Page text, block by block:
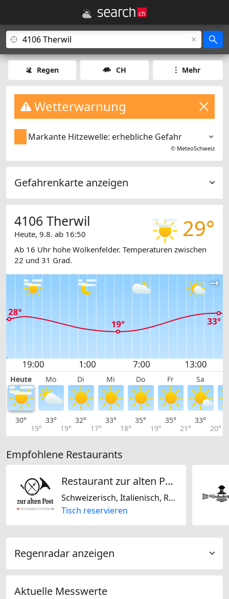
Regen CH Mehr
Wetterwarnung
Markante Hitzewelle: erhebliche Gefahr
© MeteoSchweiz
Gefahrenkarte anzeigen
29°
4106 Therwil
Heute, 9.8. ab 16:50
Ab 16 Uhr hohe Wolkenfelder. Temperaturen zwischen
22 und 31 Grad.
Heute Mo Di Mi Do Fr Sa
30°
19°
33°
19°
32°
17°
33°
18°
35°
19°
35°
21°
33°
20°
Empfohlene Restaurants
Restaurant zur alten Post
Schweizerisch, Italienisch, Regional, Glutenfrei, Laktosefrei, Nussfrei
Tisch reservieren
Regenradar anzeigen
Aktuelle Messwerte